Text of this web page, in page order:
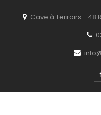
Cave à Terroirs - 48